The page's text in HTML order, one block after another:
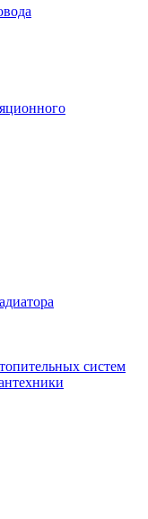
систем